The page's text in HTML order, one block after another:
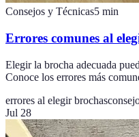
Consejos y Técnicas5 min
Errores comunes al
Elegir la brocha adecuada
Conoce los errores más
errores al elegir brochas
Jul 28